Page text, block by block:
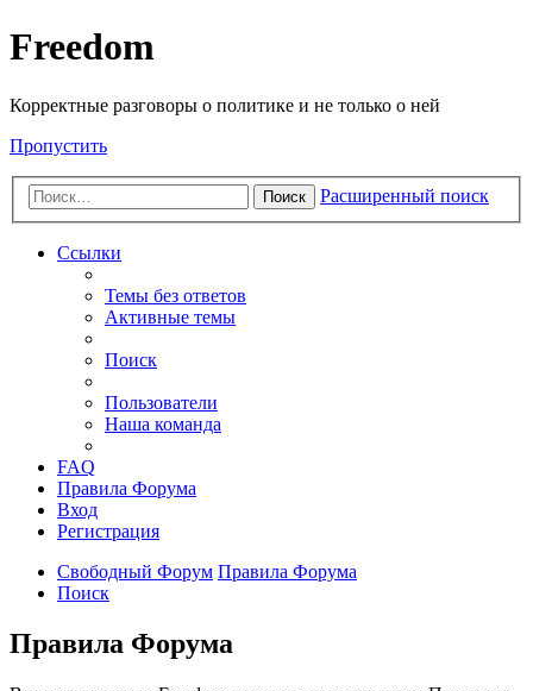
Freedom
Корректные разговоры о политике и не только о ней
Пропустить
Поиск Расширенный поиск
Ссылки
Темы без ответов
Активные темы
Поиск
Пользователи
Наша команда
FAQ
Правила Форума
Вход
Регистрация
Свободный Форум Правила Форума
Поиск
Правила Форума